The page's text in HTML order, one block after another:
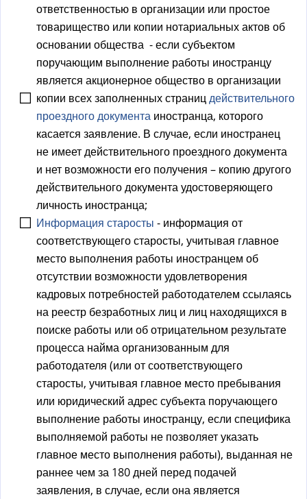
ответственностью в организации или простое
товарищество или копии нотариальных актов об
основании общества - если субъектом
поручающим выполнение работы иностранцу
является акционерное общество в организации
копии всех заполненных страницдействительного
проездного документа иностранца, которого
касается заявление. В случае, если иностранец
не имеет действительного проездного документа
и нет возможности его получения – копию другого
действительного документа удостоверяющего
личность иностранца;
Информация старосты - информация от
соответствующего старосты, учитывая главное
место выполнения работы иностранцем об
отсутствии возможности удовлетворения
кадровых потребностей работодателем ссылаясь
на реестр безработных лиц и лиц находящихся в
поиске работы или об отрицательном результате
процесса найма организованным для
работодателя (или от соответствующего
старосты, учитывая главное место пребывания
или юридический адрес субъекта поручающего
выполнение работы иностранцу, если специфика
выполняемой работы не позволяет указать
главное место выполнения работы), выданная не
раннее чем за 180 дней перед подачей
заявления, в случае, если она является